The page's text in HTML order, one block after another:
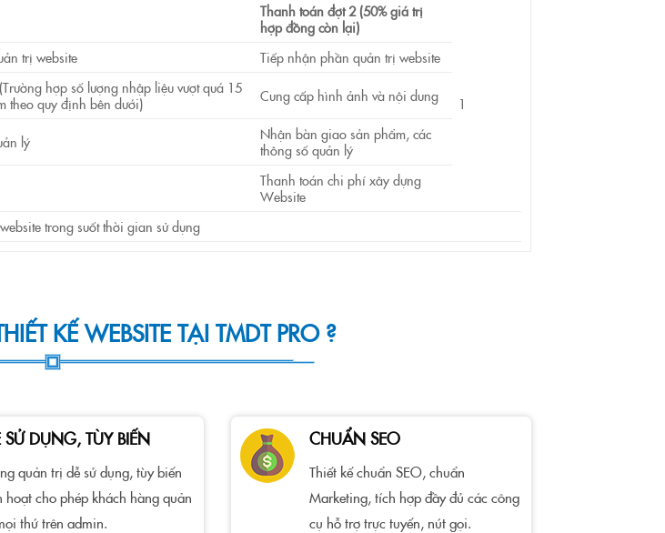
Thanh toán đợt 2 (50% giá trị
hợp đồng còn lại)
1
trị website
Tiếp nhận phần quản trị website
hợp số lượng nhập liệu vượt quá 15
theo quy định bên dưới)
Cung cấp hình ảnh và nội dung
lý
Nhận bàn giao sản phẩm, các
thông số quản lý
Thanh toán chi phí xây dựng
Website
trong suốt thời gian sử dụng
KẾ WEBSITE TẠI TMDT PRO ?
SỬ DỤNG, TÙY BIẾN
quản trị dễ sử dụng, tùy biến
hoạt cho phép khách hàng quản
thứ trên admin.
CHUẨN SEO
Thiết kế chuẩn SEO, chuẩn
Marketing, tích hợp đầy đủ các công
cụ hỗ trợ trực tuyến, nút gọi.